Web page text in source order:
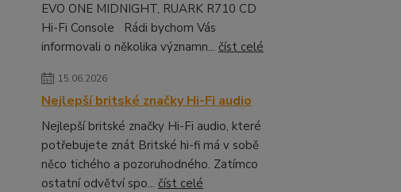
EVO ONE MIDNIGHT, RUARK R710 CD
Hi-Fi Console Rádi bychom Vás
informovali o několika významn... číst celé
15.06.2026
Nejlepší britské značky Hi-Fi audio
Nejlepší britské značky Hi-Fi audio, které
potřebujete znát Britské hi-fi má v sobě
něco tichého a pozoruhodného. Zatímco
ostatní odvětví spo... číst celé